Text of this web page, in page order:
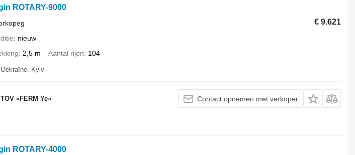
ROTARY-9000
€ 9.621
nieuw
2,5 m Aantal rijen 104
Oekraïne, Kyiv
TOV «FERM Ye» Contact opnemen met verkoper
ROTARY-4000